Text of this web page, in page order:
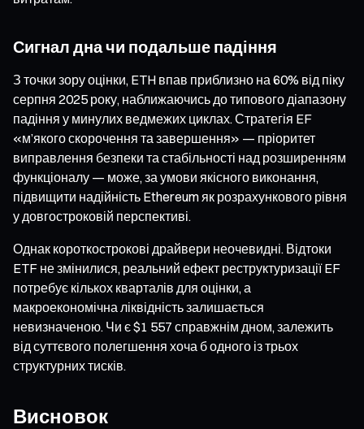
Сигнал дна чи подальше падіння
З точки зору оцінки, ETH впав приблизно на 60% від піку
серпня 2025 року, наближаючись до типового діапазону
падіння у минулих ведмежих циклах. Стратегія EF
«м’якого скорочення та завершення» — пріоритет
виправлення безпеки та стабільності над розширенням
функціоналу — може, за умови якісного виконання,
підвищити надійність Ethereum як розрахункового рівня
у довгостроковій перспективі.
Однак короткострокові драйвери неочевидні. Відтоки
ETF не змінилися, реальний ефект реструктуризації EF
потребує кількох кварталів для оцінки, а
макроекономічна ліквідність залишається
невизначеною. Чи є $1 557 справжнім дном, залежить
від суттєвого полегшення хоча б одного із трьох
структурних тисків.
Висновок